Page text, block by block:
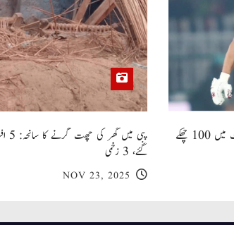
صاحبزادہ فرحان ایک سال میں ٹی ٹوئنٹی کرکٹ میں 100 چھکے
گئے، 3 زخمی
NOV 23, 2025